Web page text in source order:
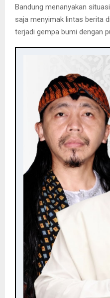
Bandung menanyakan
saja menyimak lintas berita
terjadi gempa bumi dengan